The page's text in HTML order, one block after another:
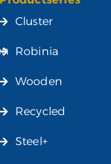
Alternative:
Cluster
Robinia
Wooden
Recycled
Steel+